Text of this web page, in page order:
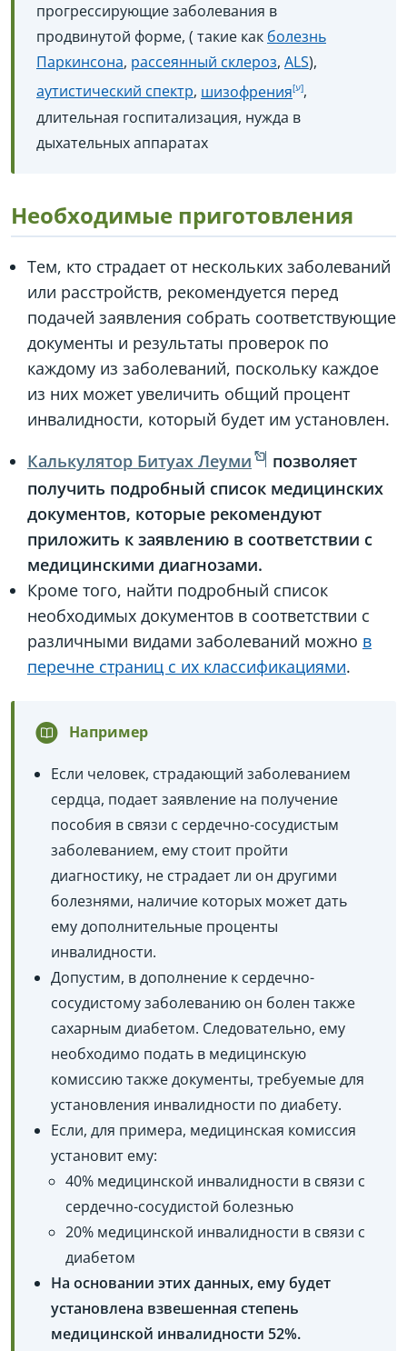
прогрессирующие заболевания в
продвинутой форме, ( такие как болезнь
Паркинсона, рассеянный склероз, ALS),
аутистический спектр, шизофрения
,
длительная госпитализация, нужда в
дыхательных аппаратах
Необходимые приготовления
Тем, кто страдает от нескольких заболеваний
или расстройств, рекомендуется перед
подачей заявления собрать соответствующие
документы и результаты проверок по
каждому из заболеваний, поскольку каждое
из них может увеличить общий процент
инвалидности, который будет им установлен.
Калькулятор Битуах Леуми
позволяет
получить подробный список медицинских
документов, которые рекомендуют
приложить к заявлению в соответствии с
медицинскими диагнозами.
Кроме того, найти подробный список
необходимых документов в соответствии с
различными видами заболеваний можно в
перечне страниц с их классификациями.
Например
Если человек, страдающий заболеванием
сердца, подает заявление на получение
пособия в связи с сердечно-сосудистым
заболеванием, ему стоит пройти
диагностику, не страдает ли он другими
болезнями, наличие которых может дать
ему дополнительные проценты
инвалидности.
Допустим, в дополнение к сердечно-
сосудистому заболеванию он болен также
сахарным диабетом. Следовательно, ему
необходимо подать в медицинскую
комиссию также документы, требуемые для
установления инвалидности по диабету.
Если, для примера, медицинская комиссия
установит ему:
40% медицинской инвалидности в связи с
сердечно-сосудистой болезнью
20% медицинской инвалидности в связи с
диабетом
На основании этих данных, ему будет
установлена взвешенная степень
медицинской инвалидности 52%.